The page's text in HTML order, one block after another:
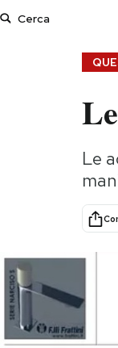
Consumismi
Storie/Idee
Ok Boomer!
Altrecose
Mondiali calcio
Le